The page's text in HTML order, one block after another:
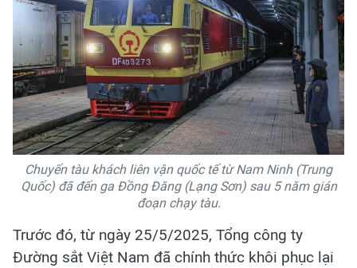
Chuyến tàu khách liên vận quốc tế từ Nam Ninh (Trung
Quốc) đã đến ga Đồng Đăng (Lạng Sơn) sau 5 năm gián
đoạn chạy tàu.
Trước đó, từ ngày 25/5/2025, Tổng công ty
Đường sắt Việt Nam đã chính thức khôi phục lại